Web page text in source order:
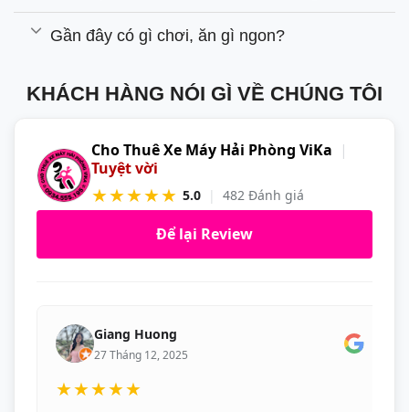
Gần đây có gì chơi, ăn gì ngon?
KHÁCH HÀNG NÓI GÌ VỀ CHÚNG TÔI
Cho Thuê Xe Máy Hải Phòng ViKa |
Tuyệt vời
★★★★★ 5.0 | 482 Đánh giá
Để lại Review
Giang Huong
27 Tháng 12, 2025
★★★★★